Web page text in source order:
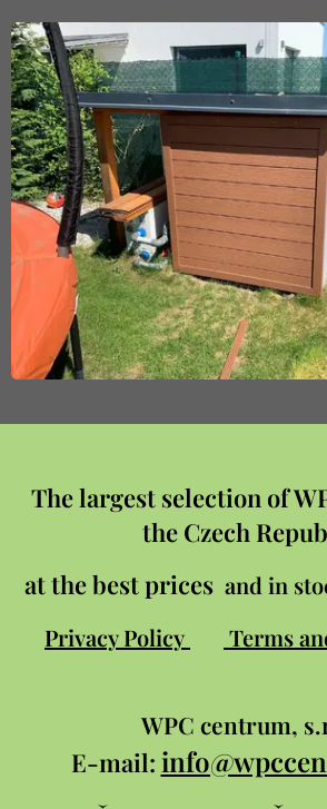
The largest selection of
the Czech
at the best prices and in
Privacy Policy
Terms
WPC centrum,
E-mail: